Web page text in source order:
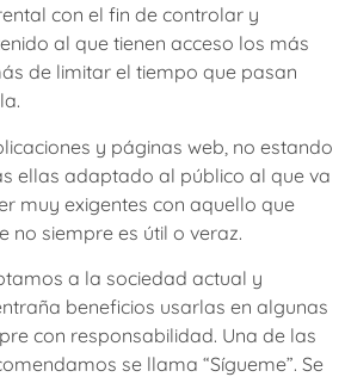
con el fin de controlar y
al que tienen acceso los más
de limitar el tiempo que pasan
y páginas web, no estando
ellas adaptado al público al que va
muy exigentes con aquello que
no siempre es útil o veraz.
a la sociedad actual y
beneficios usarlas en algunas
con responsabilidad. Una de las
se llama “Sígueme”. Se